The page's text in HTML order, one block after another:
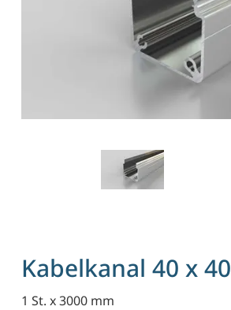
Kabelkanal 40 x 40
1 St. x 3000 mm